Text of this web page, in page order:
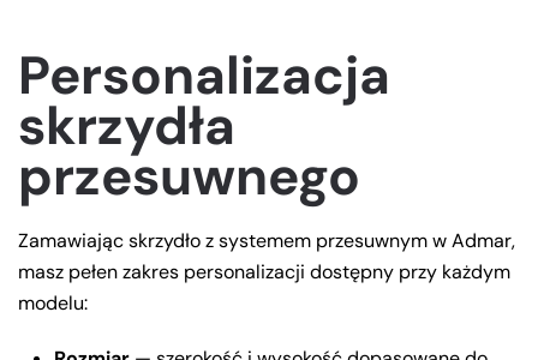
Personalizacja
skrzydła
przesuwnego
Zamawiając skrzydło z systemem przesuwnym w Admar,
masz pełen zakres personalizacji dostępny przy każdym
modelu: